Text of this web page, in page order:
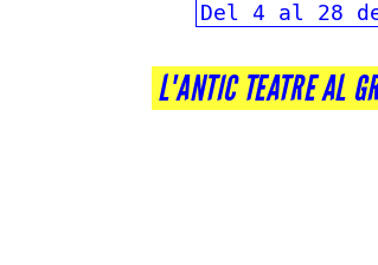
Del 4 al 28
L'ANTIC TEATRE AL